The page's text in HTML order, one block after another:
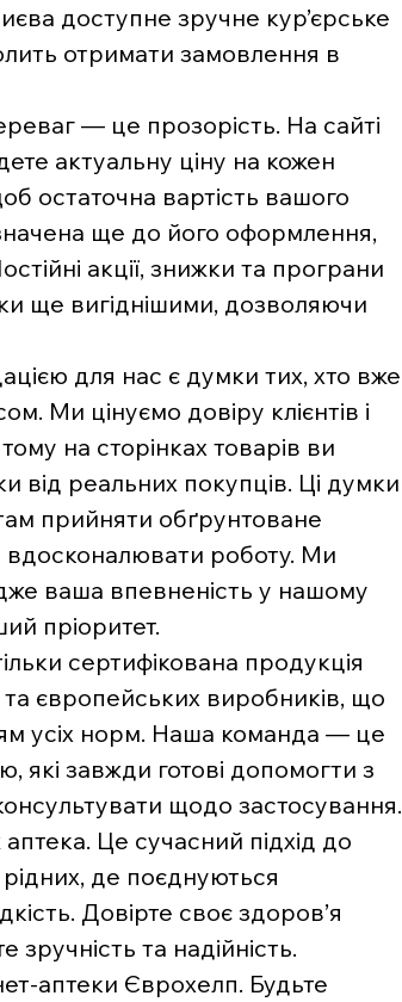
доступне зручне кур’єрське
отримати замовлення в
— це прозорість. На сайті
актуальну ціну на кожен
остаточна вартість вашого
ще до його оформлення,
акції, знижки та програни
ще вигіднішими, дозволяючи
для нас є думки тих, хто вже
Ми цінуємо довіру клієнтів і
на сторінках товарів ви
від реальних покупців. Ці думки
прийняти обґрунтоване
вдосконалювати роботу. Ми
ваша впевненість у нашому
пріоритет.
сертифікована продукція
та європейських виробників, що
усіх норм. Наша команда — це
які завжди готові допомогти з
щодо застосування.
Це сучасний підхід до
де поєднуються
Довірте своє здоров’я
та надійність.
аптеки Єврохелп. Будьте